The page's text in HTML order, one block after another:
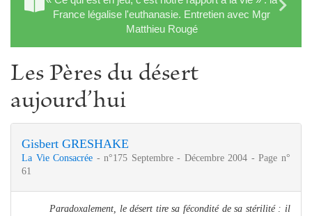
France légalise l'euthanasie. Entretien avec Mgr
Matthieu Rougé
Les Pères du désert
aujourd’hui
Gisbert GRESHAKE
La Vie Consacrée - n°175 Septembre - Décembre 2004 - Page n°
61
Paradoxalement, le désert tire sa fécondité de sa stérilité : il